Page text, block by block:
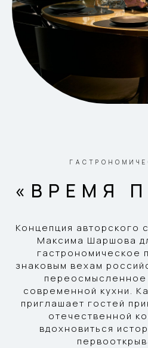
«ВРЕМЯ
Концепция авторского
Максима Шаршова
гастрономическое
знаковым вехам
переосмысленное
современной кухни.
приглашает гостей
отечественной
вдохновиться